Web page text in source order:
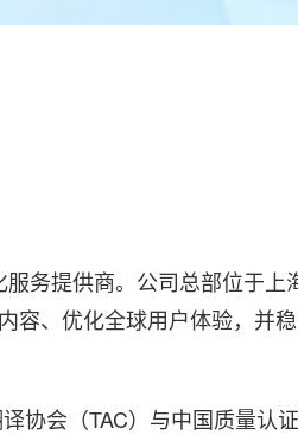
务提供商。公司总部位于上
容、优化全球用户体验，并
协会（TAC）与中国质量认